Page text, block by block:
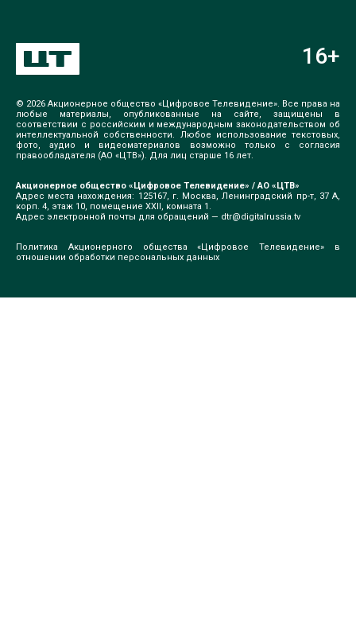
© 2026 Акционерное общество «Цифровое Телевидение». Все права на
любые материалы, опубликованные на сайте, защищены в
соответствии с российским и международным законодательством об
интеллектуальной собственности. Любое использование текстовых,
фото, аудио и видеоматериалов возможно только с согласия
правообладателя (АО «ЦТВ»). Для лиц старше 16 лет.
Акционерное общество «Цифровое Телевидение» / АО «ЦТВ»
Адрес места нахождения: 125167, г. Москва, Ленинградский пр-т, 37 А,
корп. 4, этаж 10, помещение XXII, комната 1.
Адрес электронной почты для обращений — dtr@digitalrussia.tv
Политика Акционерного общества «Цифровое Телевидение» в
отношении обработки персональных данных
16+